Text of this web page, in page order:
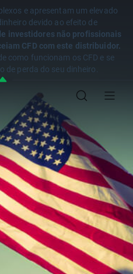
e apresentam um elevado
devido ao efeito de
investidores não profissionais
CFD com este distribuidor.
como funcionam os CFD e se
de perda do seu dinheiro.